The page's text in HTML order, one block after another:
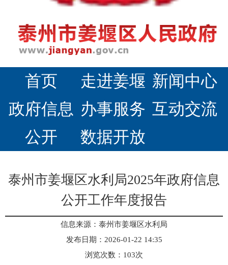
首页 走进姜堰 新闻中心
政府信息
公开
办事服务 互动交流
数据开放
泰州市姜堰区水利局2025年政府信息
公开工作年度报告
信息来源：泰州市姜堰区水利局
发布日期：2026-01-22 14:35
浏览次数： 103次